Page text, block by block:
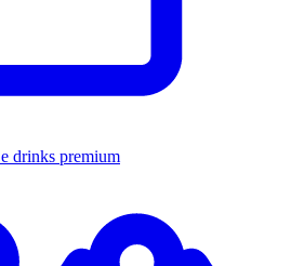
e drinks premium